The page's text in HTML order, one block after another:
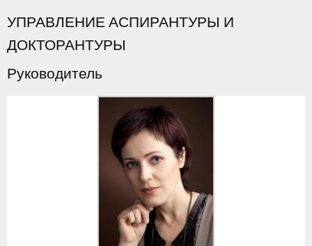
УПРАВЛЕНИЕ АСПИРАНТУРЫ И
ДОКТОРАНТУРЫ
Руководитель